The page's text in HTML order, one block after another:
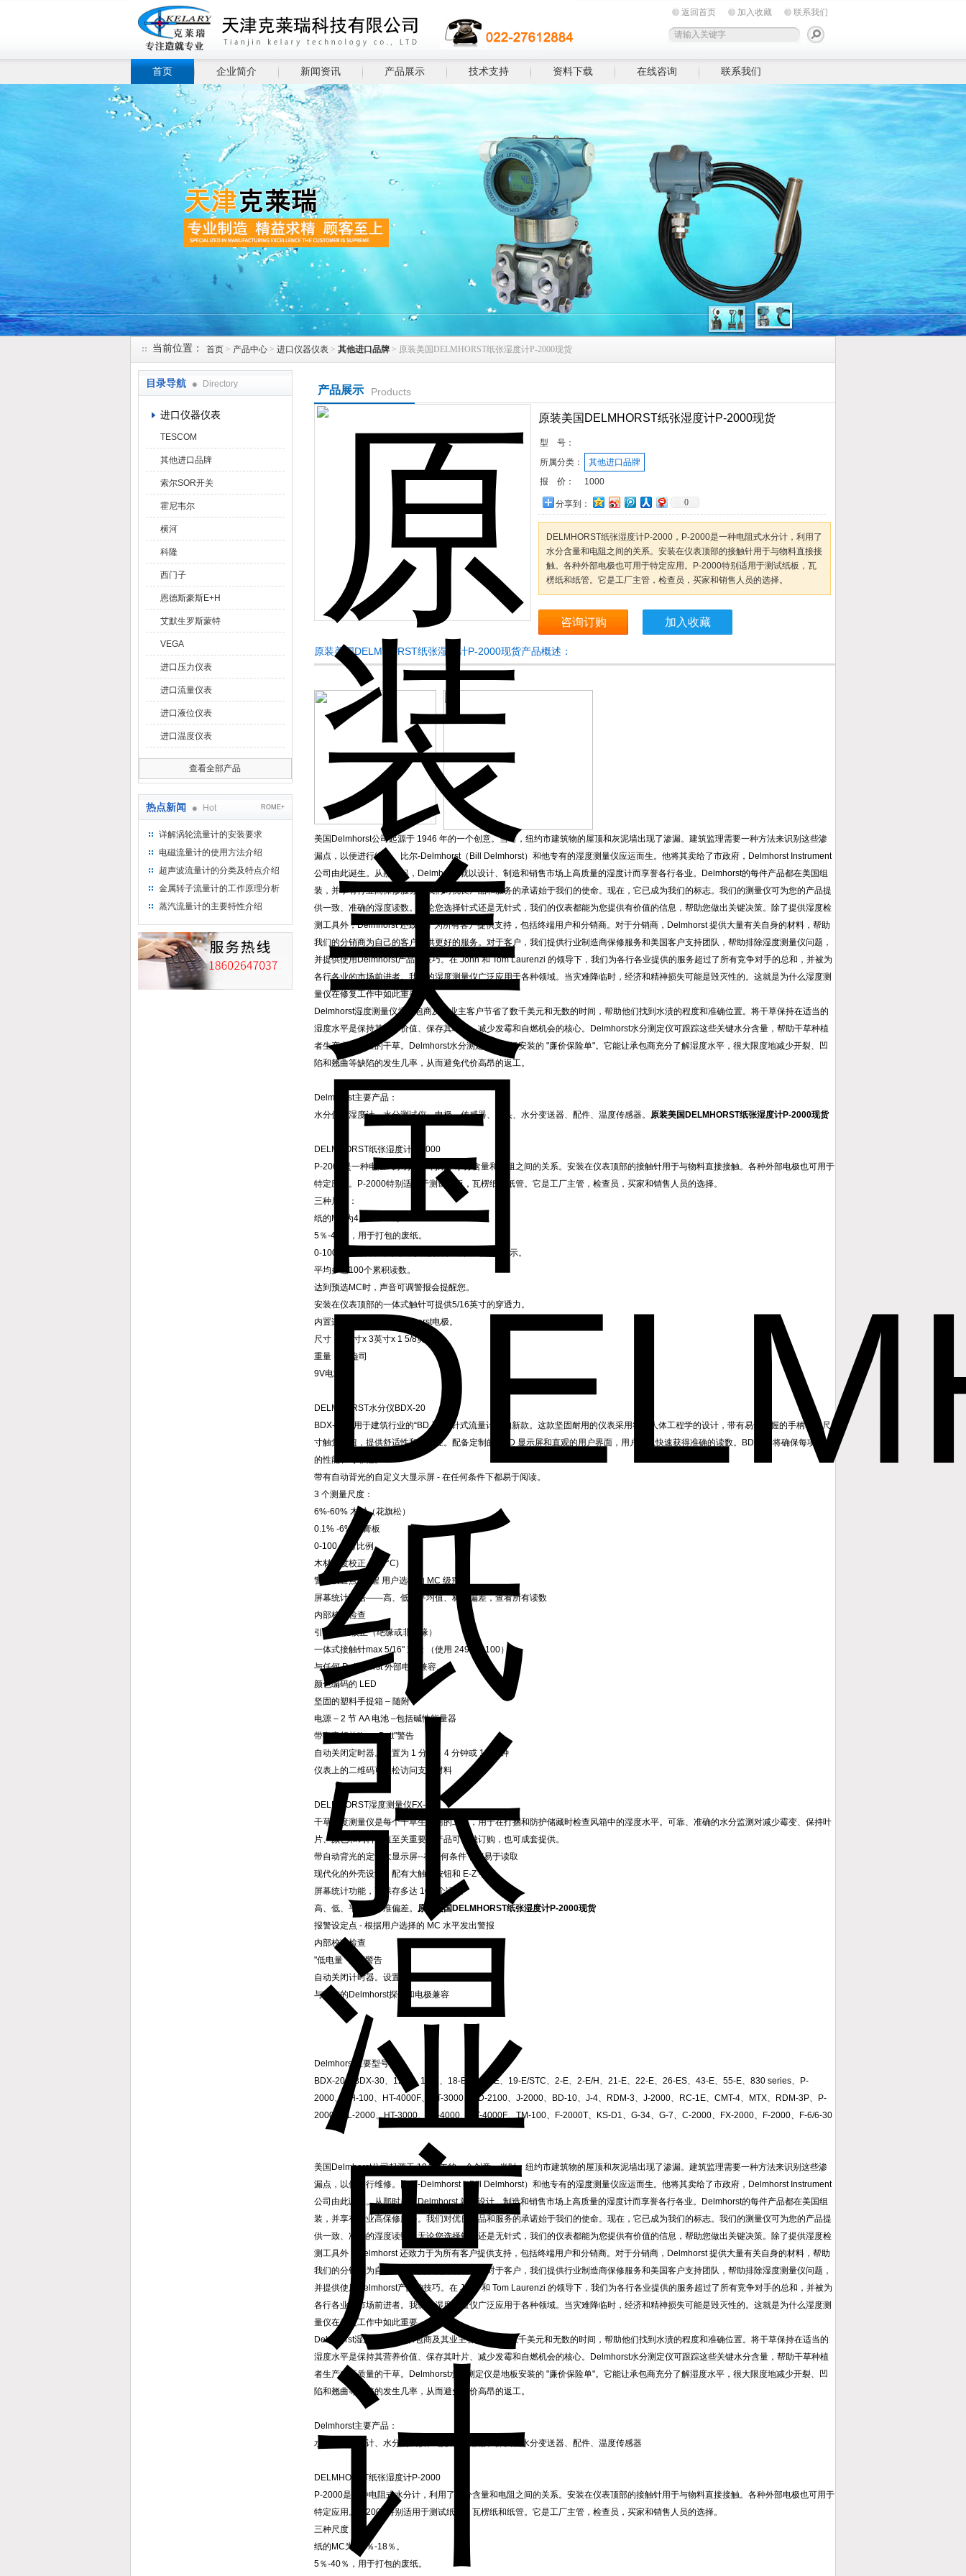
返回首页 加入收藏 联系我们
首页 企业简介 新闻资讯 产品展示 技术支持 资料下载 在线咨询 联系我们
当前位置： 首页 > 产品中心 > 进口仪器仪表 > 其他进口品牌 > 原装美国DELMHORST纸张湿度计P-2000现货
目录导航 Directory
进口仪器仪表
TESCOM
其他进口品牌
索尔SOR开关
霍尼韦尔
横河
科隆
西门子
恩德斯豪斯E+H
艾默生罗斯蒙特
VEGA
进口压力仪表
进口流量仪表
进口液位仪表
进口温度仪表
查看全部产品
热点新闻 Hot ROME+
详解涡轮流量计的安装要求
电磁流量计的使用方法介绍
超声波流量计的分类及特点介绍
金属转子流量计的工作原理分析
蒸汽流量计的主要特性介绍
产品展示 Products
原装美国DELMHORST纸张湿度计P-2000现货
型 号：
所属分类：
其他进口品牌
报 价：
1000
分享到： 0
DELMHORST纸张湿度计P-2000，P-2000是一种电阻式水分计，利用了
水分含量和电阻之间的关系。安装在仪表顶部的接触针用于与物料直接接
触。各种外部电极也可用于特定应用。P-2000特别适用于测试纸板，瓦
楞纸和纸管。它是工厂主管，检查员，买家和销售人员的选择。
咨询订购 加入收藏
原装美国DELMHORST纸张湿度计P-2000现货产品概述：
美国Delmhorst公司起源于 1946 年的一个创意。当时，纽约市建筑物的屋顶和灰泥墙出现了渗漏。建筑监理需要一种方法来识别这些渗
漏点，以便进行维修。比尔-Delmhorst（Bill Delmhorst）和他专有的湿度测量仪应运而生。他将其卖给了市政府，Delmhorst Instrument
公司由此诞生。从那时起，Delmhorst 就以设计、制造和销售市场上高质量的湿度计而享誉各行各业。Delmhorst的每件产品都在美国组
装，并享有行业高保修服务。我们对优良产品和服务的承诺始于我们的使命。现在，它已成为我们的标志。我们的测量仪可为您的产品提
供一致、准确的湿度读数。无论您选择针式还是无针式，我们的仪表都能为您提供有价值的信息，帮助您做出关键决策。除了提供湿度检
测工具外，Delmhorst 还致力于为所有客户提供支持，包括终端用户和分销商。对于分销商，Delmhorst 提供大量有关自身的材料，帮助
我们的分销商为自己的客户提供更好的服务。对于客户，我们提供行业制造商保修服务和美国客户支持团队，帮助排除湿度测量仪问题，
并提供使用Delmhorst产品的技巧。在 John 和 Tom Laurenzi 的领导下，我们为各行各业提供的服务超过了所有竞争对手的总和，并被为
各行各业的市场前进者。我们的湿度测量仪广泛应用于各种领域。当灾难降临时，经济和精神损失可能是毁灭性的。这就是为什么湿度测
量仪在修复工作中如此重要。
Delmhorst湿度测量仪为承包商及其业主客户节省了数千美元和无数的时间，帮助他们找到水渍的程度和准确位置。将干草保持在适当的
湿度水平是保持其营养价值、保存其叶片、减少发霉和自燃机会的核心。Delmhorst水分测定仪可跟踪这些关键水分含量，帮助干草种植
者生产出高质量的干草。Delmhorst水分测定仪是地板安装的 "廉价保险单"。它能让承包商充分了解湿度水平，很大限度地减少开裂、凹
陷和翘曲等缺陷的发生几率，从而避免代价高昂的返工。
Delmhorst主要产品：
水分仪、湿度计、水分测试仪、电极、传感器、探头、水分变送器、配件、温度传感器。 原装美国DELMHORST纸张湿度计P-2000现货
DELMHORST纸张湿度计P-2000
P-2000是一种电阻式水分计，利用了水分含量和电阻之间的关系。安装在仪表顶部的接触针用于与物料直接接触。各种外部电极也可用于
特定应用。P-2000特别适用于测试纸板，瓦楞纸和纸管。它是工厂主管，检查员，买家和销售人员的选择。
三种尺度：
纸的MC为4.3％-18％。
5％-40％，用于打包的废纸。
0-100任意刻度，用于获取其他材料上的相对湿度指示。
平均多达100个累积读数。
达到预选MC时，声音可调警报会提醒您。
安装在仪表顶部的一体式触针可提供5/16英寸的穿透力。
内置连接器接受任何Delmhorst电极。
尺寸：8英寸x 3英寸x 1 5/8英寸。
重量：10盎司
9V电池。
DELMHORST水分仪BDX-20
BDX-20是用于建筑行业的“BD 系列"针式流量计中的新款。这款坚固耐用的仪表采用符合人体工程学的设计，带有易于抓握的手柄和大尺
寸触觉按钮，提供舒适性和易用性。配备定制的 LCD 显示屏和直观的用户界面，用户可以快速获得准确的读数。BDX-20将确保每项工作
的性能和可靠性。
带有自动背光的自定义大显示屏 - 在任何条件下都易于阅读。
3 个测量尺度：
6%-60% 木材（花旗松）
0.1% -6% 石膏板
0-100 参考比例
木材温度校正 ( ° F/°C)
警报设置点- 提醒 用户选择的 MC 级别
屏幕统计数据——高、低、平均值、标准偏差，查看所有读数
内部校准检查
引脚/电极校正（绝缘或非绝缘）
一体式接触针max 5/16" 穿透 （使用 2498/A-100）
与任何 Delmhorst 外部电极兼容。
颜色编码的 LED
坚固的塑料手提箱 – 随附
电源 – 2 节 AA 电池 –包括碱性能量器
带有音频的“Low Batt"警告
自动关闭定时器。设置为 1 分钟、4 分钟或 10 分钟
仪表上的二维码可轻松访问支持材料
DELMHORST湿度测量仪FX-20
干草湿度测量仪是每个干草生产商的工具，用于在打捆和防护储藏时检查风箱中的湿度水平。可靠、准确的水分监测对减少霉变、保持叶
片、颜色和饲料价值至关重要。产品可单独订购，也可成套提供。
带自动背光的定制大显示屏--在任何条件下都易于读取
现代化的外壳设计，配有大触感按钮和 E-Z 手柄
屏幕统计功能，可保存多达 100 个读数
高、低、平均、标准偏差。 原装美国DELMHORST纸张湿度计P-2000现货
报警设定点 - 根据用户选择的 MC 水平发出警报
内部校准检查
"低电量 "音频警告
自动关闭计时器。设置为 1 米、4 米或 10 米
与现有的Delmhorst探针和电极兼容
Delmhorst主要型号：
BDX-20、BDX-30、12-E、15-E、18-ES、19-E、19-E/STC、2-E、2-E/H、21-E、22-E、26-ES、43-E、55-E、830 series、P-
2000、DH-100、HT-4000F、HT-3000、BD-2100、J-2000、BD-10、J-4、RDM-3、J-2000、RC-1E、CMT-4、MTX、RDM-3P、P-
2000、JL-2000、HT-3000、HT-4000、HT-4000F、TM-100、F-2000T、KS-D1、G-34、G-7、C-2000、FX-2000、F-2000、F-6/6-30
美国Delmhorst公司起源于 1946 年的一个创意。当时，纽约市建筑物的屋顶和灰泥墙出现了渗漏。建筑监理需要一种方法来识别这些渗
漏点，以便进行维修。比尔-Delmhorst（Bill Delmhorst）和他专有的湿度测量仪应运而生。他将其卖给了市政府，Delmhorst Instrument
公司由此诞生。从那时起，Delmhorst 就以设计、制造和销售市场上高质量的湿度计而享誉各行各业。Delmhorst的每件产品都在美国组
装，并享有行业高保修服务。我们对优良产品和服务的承诺始于我们的使命。现在，它已成为我们的标志。我们的测量仪可为您的产品提
供一致、准确的湿度读数。无论您选择针式还是无针式，我们的仪表都能为您提供有价值的信息，帮助您做出关键决策。除了提供湿度检
测工具外，Delmhorst 还致力于为所有客户提供支持，包括终端用户和分销商。对于分销商，Delmhorst 提供大量有关自身的材料，帮助
我们的分销商为自己的客户提供更好的服务。对于客户，我们提供行业制造商保修服务和美国客户支持团队，帮助排除湿度测量仪问题，
并提供使用Delmhorst产品的技巧。在 John 和 Tom Laurenzi 的领导下，我们为各行各业提供的服务超过了所有竞争对手的总和，并被为
各行各业的市场前进者。我们的湿度测量仪广泛应用于各种领域。当灾难降临时，经济和精神损失可能是毁灭性的。这就是为什么湿度测
量仪在修复工作中如此重要。
Delmhorst湿度测量仪为承包商及其业主客户节省了数千美元和无数的时间，帮助他们找到水渍的程度和准确位置。将干草保持在适当的
湿度水平是保持其营养价值、保存其叶片、减少发霉和自燃机会的核心。Delmhorst水分测定仪可跟踪这些关键水分含量，帮助干草种植
者生产出高质量的干草。Delmhorst水分测定仪是地板安装的 "廉价保险单"。它能让承包商充分了解湿度水平，很大限度地减少开裂、凹
陷和翘曲等缺陷的发生几率，从而避免代价高昂的返工。
Delmhorst主要产品：
水分仪、湿度计、水分测试仪、电极、传感器、探头、水分变送器、配件、温度传感器
DELMHORST纸张湿度计P-2000
P-2000是一种电阻式水分计，利用了水分含量和电阻之间的关系。安装在仪表顶部的接触针用于与物料直接接触。各种外部电极也可用于
特定应用。P-2000特别适用于测试纸板，瓦楞纸和纸管。它是工厂主管，检查员，买家和销售人员的选择。
三种尺度：
纸的MC为4.3％-18％。
5％-40％，用于打包的废纸。